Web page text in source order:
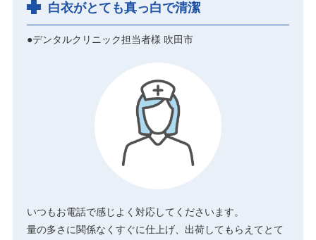
白衣がとても真っ白で清潔
●デンタルクリニック担当者様 吹田市
いつもお電話で感じよく対応してくださいます。
量の多さに関係なくすぐに仕上げ、出荷してもらえてとて